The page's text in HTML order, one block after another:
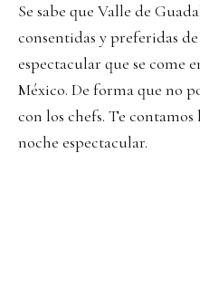
Se sabe que Valle de
consentidas y preferidas
espectacular que se come
México. De forma que no
con los chefs. Te
noche espectacular.